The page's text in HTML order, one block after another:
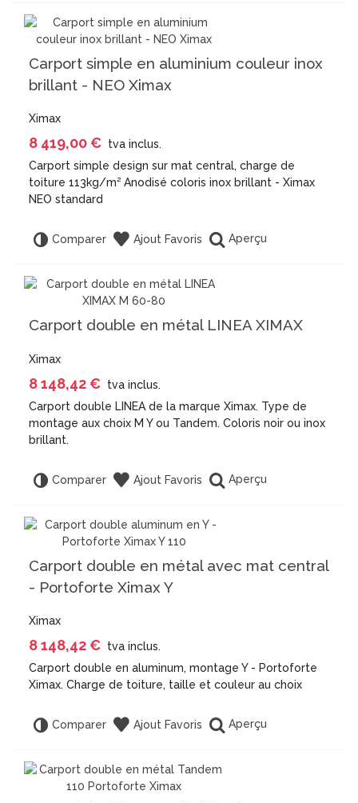
Carport simple en aluminium couleur inox
brillant - NEO Ximax
Ximax
8 419,00 € tva inclus.
Carport simple design sur mat central, charge de
toiture 113kg/m² Anodisé coloris inox brillant - Ximax
NEO standard
Comparer Ajout Favoris Aperçu
Carport double en métal LINEA XIMAX
Ximax
8 148,42 € tva inclus.
Carport double LINEA de la marque Ximax. Type de
montage aux choix M Y ou Tandem. Coloris noir ou inox
brillant.
Comparer Ajout Favoris Aperçu
Carport double en métal avec mat central
- Portoforte Ximax Y
Ximax
8 148,42 € tva inclus.
Carport double en aluminum, montage Y - Portoforte
Ximax. Charge de toiture, taille et couleur au choix
Comparer Ajout Favoris Aperçu